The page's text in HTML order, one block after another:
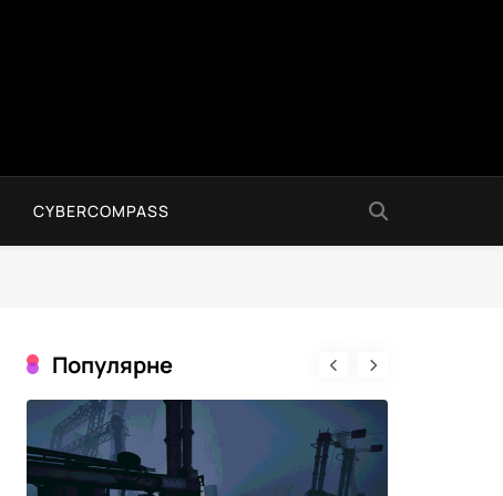
CYBERCOMPASS
Популярне